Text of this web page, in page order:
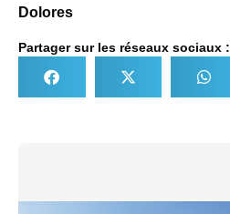
Dolores
Partager sur les réseaux sociaux :